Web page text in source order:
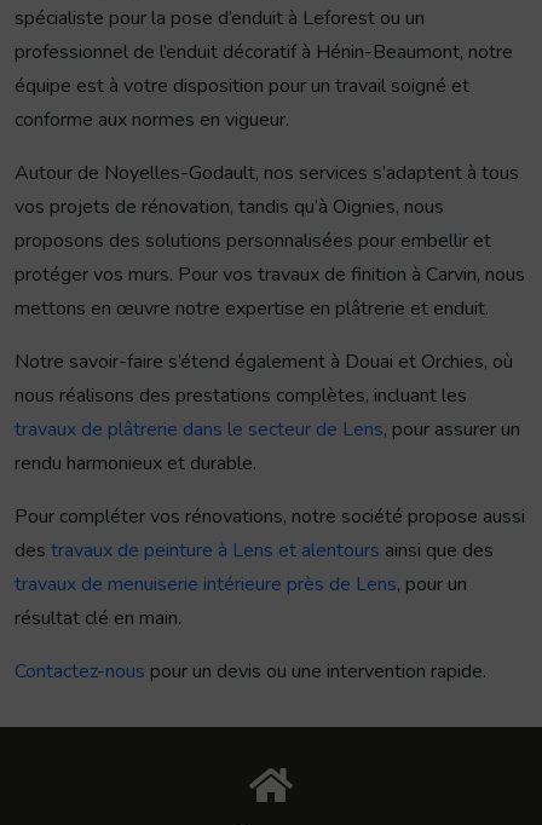
spécialiste pour la pose d’enduit à Leforest ou un
professionnel de l’enduit décoratif à Hénin-Beaumont, notre
équipe est à votre disposition pour un travail soigné et
conforme aux normes en vigueur.
Autour de Noyelles-Godault, nos services s’adaptent à tous
vos projets de rénovation, tandis qu’à Oignies, nous
proposons des solutions personnalisées pour embellir et
protéger vos murs. Pour vos travaux de finition à Carvin, nous
mettons en œuvre notre expertise en plâtrerie et enduit.
Notre savoir-faire s’étend également à Douai et Orchies, où
nous réalisons des prestations complètes, incluant les
travaux de plâtrerie dans le secteur de Lens, pour assurer un
rendu harmonieux et durable.
Pour compléter vos rénovations, notre société propose aussi
des travaux de peinture à Lens et alentours ainsi que des
travaux de menuiserie intérieure près de Lens, pour un
résultat clé en main.
Contactez-nous pour un devis ou une intervention rapide.